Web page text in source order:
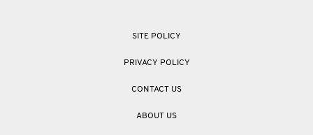
SITE POLICY
PRIVACY POLICY
CONTACT US
ABOUT US